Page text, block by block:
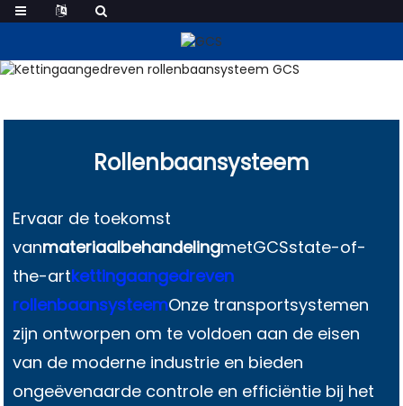
Kettingaangedreven
Rollenbaansysteem
Ervaar de toekomst
vanmateriaalbehandelingmetGCSstate-of-
the-artkettingaangedreven
rollenbaansysteemOnze transportsystemen
zijn ontworpen om te voldoen aan de eisen
van de moderne industrie en bieden
ongeëvenaarde controle en efficiëntie bij het